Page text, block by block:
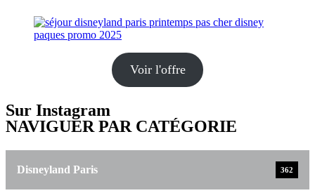
Voir l'offre
Sur Instagram
NAVIGUER PAR CATÉGORIE
Disneyland Paris 362